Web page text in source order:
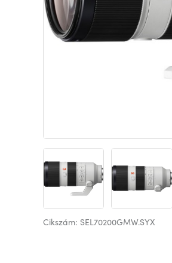
Cikszám: SEL70200GMW.SYX